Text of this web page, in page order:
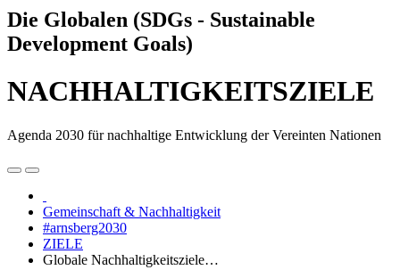
Die Globalen (SDGs - Sustainable
Development Goals)
NACHHALTIGKEITSZIELE
Agenda 2030 für nachhaltige Entwicklung der Vereinten Nationen
Gemeinschaft & Nachhaltigkeit
#arnsberg2030
ZIELE
Globale Nachhaltigkeitsziele…